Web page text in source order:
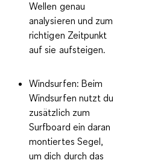
Wellen genau
analysieren und zum
richtigen Zeitpunkt
auf sie aufsteigen.
Windsurfen: Beim
Windsurfen nutzt du
zusätzlich zum
Surfboard ein daran
montiertes Segel,
um dich durch das